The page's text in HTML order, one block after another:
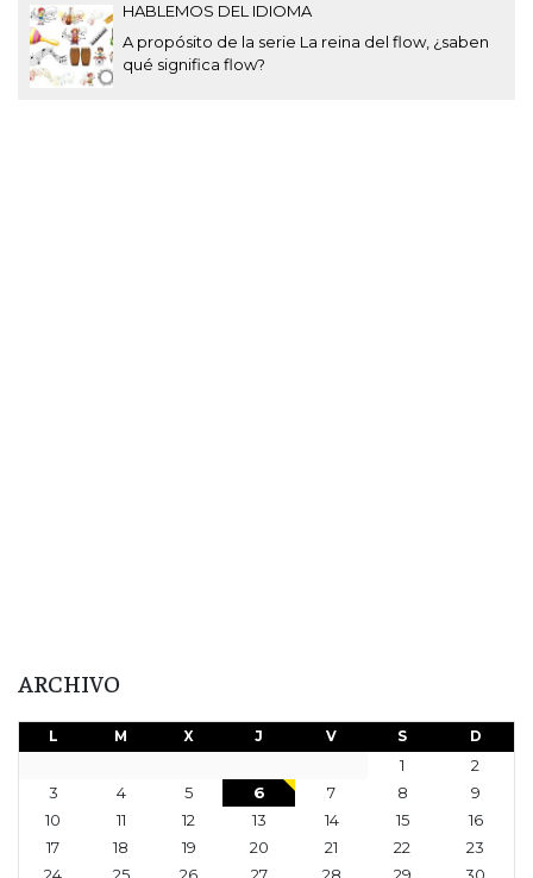
HABLEMOS DEL IDIOMA
A propósito de la serie La reina del flow, ¿saben
qué significa flow?
ARCHIVO
L M X J V S D
1
2
3
4 5 6 7 8
9
10
11 12 13 14 15
16
17
18 19 20 21 22
23